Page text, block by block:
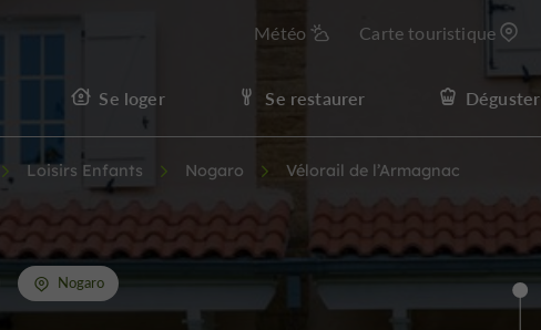
Météo Carte touristique
Se loger Se restaurer Déguster
Loisirs Enfants Nogaro Vélorail de l’Armagnac
Nogaro